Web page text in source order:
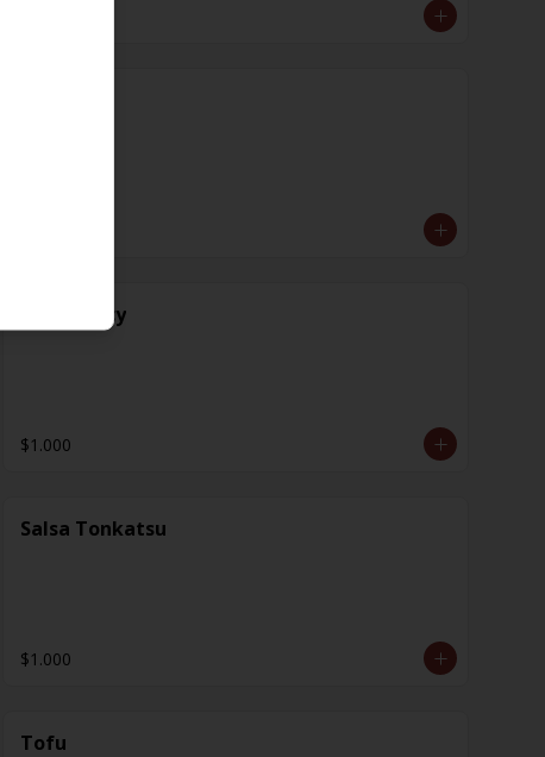
Mayo Spicy
$1.000
Salsa Tonkatsu
$1.000
Tofu